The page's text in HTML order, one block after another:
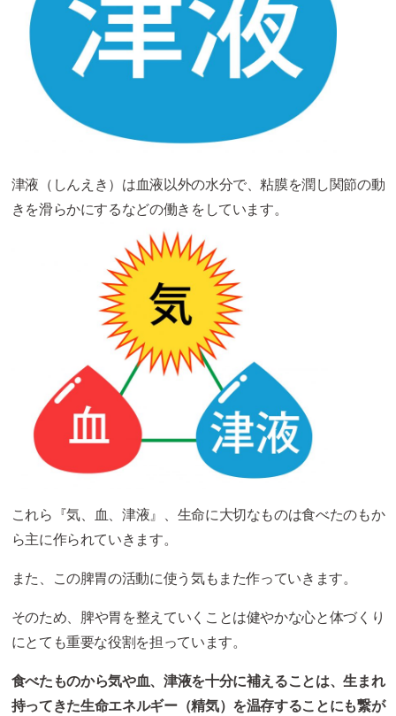
津液（しんえき）は血液以外の水分で、粘膜を潤し関節の動
きを滑らかにするなどの働きをしています。
これら『気、血、津液』、生命に大切なものは食べたのもか
ら主に作られていきます。
また、この脾胃の活動に使う気もまた作っていきます。
そのため、脾や胃を整えていくことは健やかな心と体づくり
にとても重要な役割を担っています。
食べたものから気や血、津液を十分に補えることは、生まれ
持ってきた生命エネルギー（精気）を温存することにも繋が